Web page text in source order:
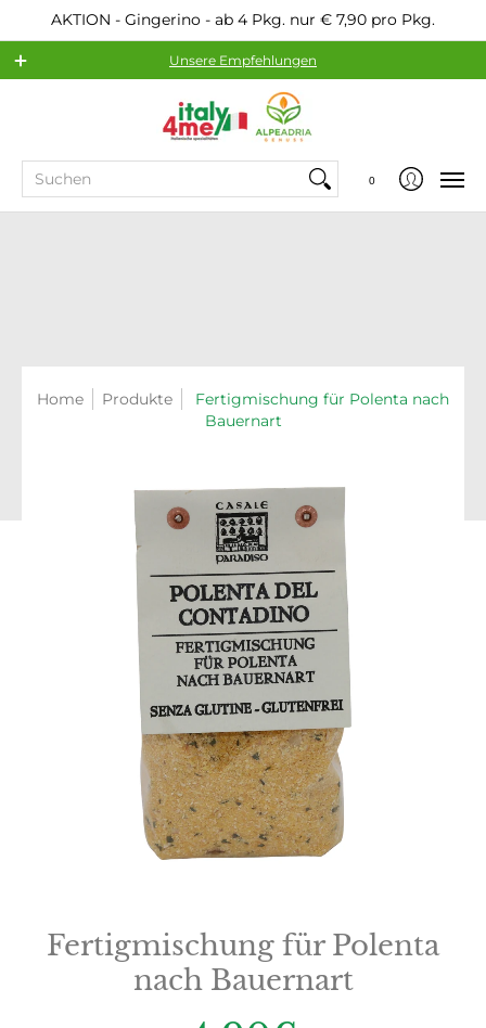
AKTION - Gingerino - ab 4 Pkg. nur € 7,90 pro Pkg.
Unsere Empfehlungen
Suchen
0
Home Produkte
Fertigmischung für Polenta nach
Bauernart
Fertigmischung für Polenta
nach Bauernart